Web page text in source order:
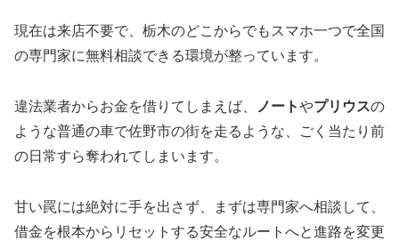
現在は来店不要で、栃木のどこからでもスマホ一つで全国
の専門家に無料相談できる環境が整っています。
違法業者からお金を借りてしまえば、 ノートやプリウスの
ような普通の車で佐野市の街を走るような、ごく当たり前
の日常すら奪われてしまいます。
甘い罠には絶対に手を出さず、まずは専門家へ相談して、
借金を根本からリセットする安全なルートへと進路を変更